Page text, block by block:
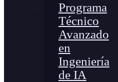
Programa
Técnico
Avanzado
en
Ingeniería
de IA